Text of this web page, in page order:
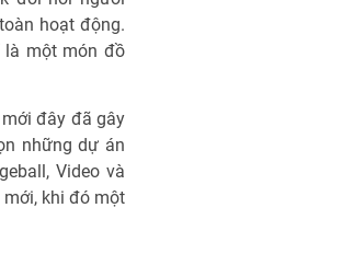
hoạt động.
là một món đồ
đây đã gây
những dự án
Video và
khi đó một